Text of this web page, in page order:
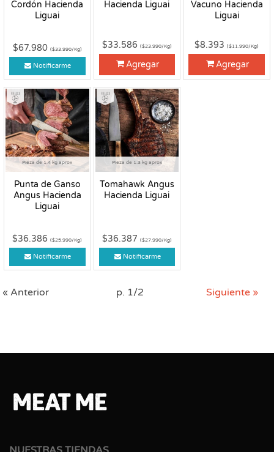
Cordón Hacienda
Liguai
$67.980 ($33.990/Kg)
Notificarme
Hacienda Liguai
$33.586 ($23.990/Kg)
Agregar
Vacuno Hacienda
Liguai
$8.393($11.990/Kg)
Agregar
Pieza de 1.4 kg aprox
Punta de Ganso
Angus Hacienda
Liguai
Fresco
$36.386($25.990/Kg)
Notificarme
Pieza de 1.3 kg aprox
Tomahawk Angus
Hacienda Liguai
Fresco
$36.387 ($27.990/Kg)
Notificarme
« Anterior p. 1/2 Siguiente »